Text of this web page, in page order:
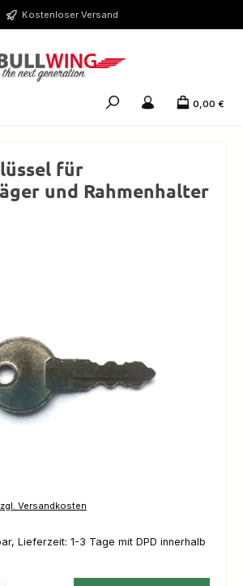
Kostenloser Versand
0,00 €
für
und Rahmenhalter
Versandkosten
Lieferzeit: 1-3 Tage mit DPD innerhalb